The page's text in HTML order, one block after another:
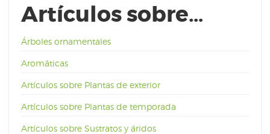
Artículos sobre…
Árboles ornamentales
Aromáticas
Artículos sobre Plantas de exterior
Artículos sobre Plantas de temporada
Artículos sobre Sustratos y áridos